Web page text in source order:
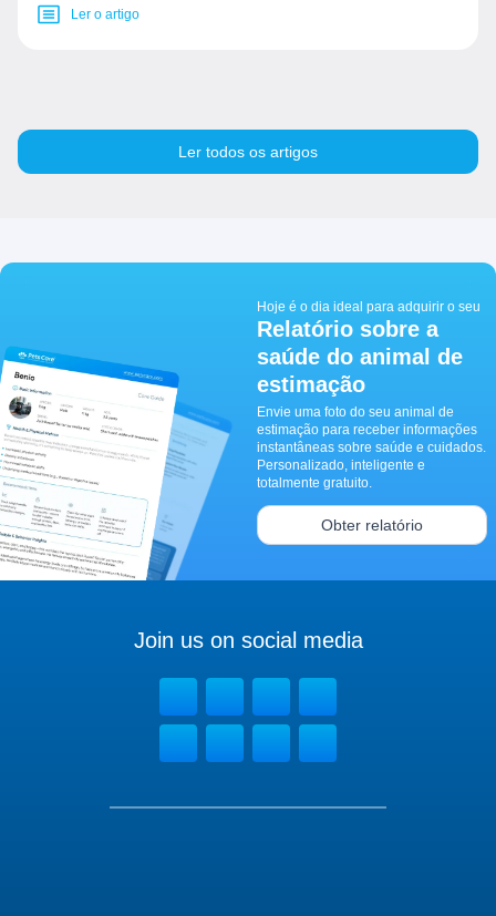
Ler o artigo
Ler todos os artigos
Hoje é o dia ideal para adquirir o seu
Relatório sobre a
saúde do animal de
estimação
Envie uma foto do seu animal de
estimação para receber informações
instantâneas sobre saúde e cuidados.
Personalizado, inteligente e
totalmente gratuito.
Obter relatório
Join us on social media